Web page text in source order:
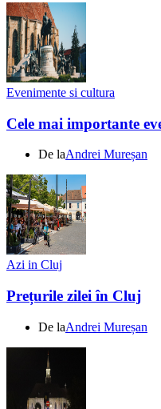
Evenimente si cultura
Cele mai importante
De laAndrei Mureșan
Azi in Cluj
Prețurile zilei în Cluj
De laAndrei Mureșan